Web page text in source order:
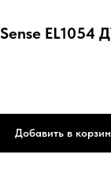
Добавить в